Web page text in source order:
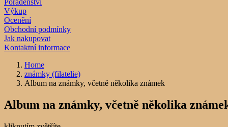
Poradenství
Výkup
Ocenění
Obchodní podmínky
Jak nakupovat
Kontaktní informace
Home
známky (filatelie)
Album na známky, včetně několika známek
Album na známky, včetně několika